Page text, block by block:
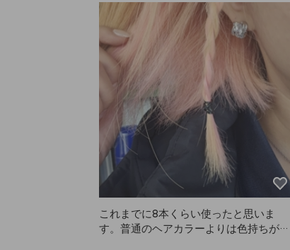
ずっと風が強かったのに、フィクサーの
おかげで髪型がなんとか持ちこたえまし
た。フィクサーなので多少ベタつきは避
けられないですが、できるだけ遠くから
スプレーするのがおすすめです！遠くか
らスプレーするとほとんど目立たず、す
ごく良かったです。香りもとても良く
て、本当に大満足です。ソフトフィクサ
ーも使ったことがありますが、ハードタ
イプは大事なイベントやパフォーマンス
の時にぜひ使ってほしいです！いろいろ
なフィクサーを使ってきましたが、キー
プ力、香り、持続力、全部ANAZEが一
番だと思います。笑
これまでに8本くらい使ったと思いま
す。普通のヘアカラーよりは色持ちが短